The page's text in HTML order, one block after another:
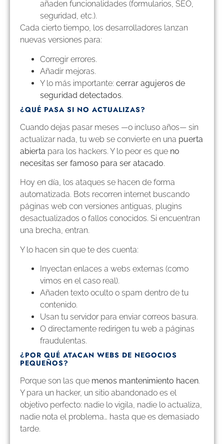
añaden funcionalidades (formularios, SEO,
seguridad, etc.).
Cada cierto tiempo, los desarrolladores lanzan
nuevas versiones para:
Corregir errores.
Añadir mejoras.
Y lo más importante: cerrar agujeros de
seguridad detectados.
¿QUÉ PASA SI NO ACTUALIZAS?
Cuando dejas pasar meses —o incluso años— sin
actualizar nada, tu web se convierte en una puerta
abierta para los hackers. Y lo peor es que no
necesitas ser famoso para ser atacado.
Hoy en día, los ataques se hacen de forma
automatizada. Bots recorren internet buscando
páginas web con versiones antiguas, plugins
desactualizados o fallos conocidos. Si encuentran
una brecha, entran.
Y lo hacen sin que te des cuenta:
Inyectan enlaces a webs externas (como
vimos en el caso real).
Añaden texto oculto o spam dentro de tu
contenido.
Usan tu servidor para enviar correos basura.
O directamente redirigen tu web a páginas
fraudulentas.
¿POR QUÉ ATACAN WEBS DE NEGOCIOS
PEQUEÑOS?
Porque son las que menos mantenimiento hacen.
Y para un hacker, un sitio abandonado es el
objetivo perfecto: nadie lo vigila, nadie lo actualiza,
nadie nota el problema… hasta que es demasiado
tarde.